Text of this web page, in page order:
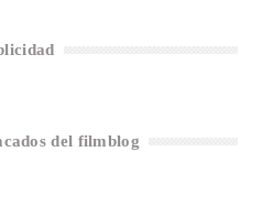
del filmblog